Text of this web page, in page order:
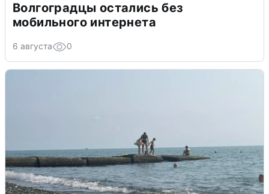
Волгоградцы остались без
мобильного интернета
6 августа 0